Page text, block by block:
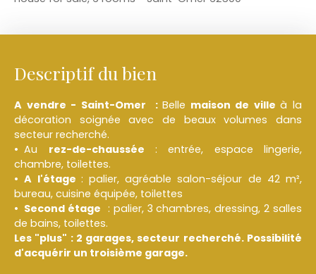
Descriptif du bien
A vendre - Saint-Omer :Belle maison de villeà la
décoration soignée avec de beaux volumes dans
secteur recherché.
Au rez-de-chaussée : entrée, espace lingerie,
chambre, toilettes.
A l'étage : palier, agréable salon-séjour de 42 m²,
bureau, cuisine équipée, toilettes
Second étage : palier, 3 chambres, dressing, 2 salles
de bains, toilettes.
Les "plus" : 2 garages, secteur recherché. Possibilité
d'acquérir un troisième garage.